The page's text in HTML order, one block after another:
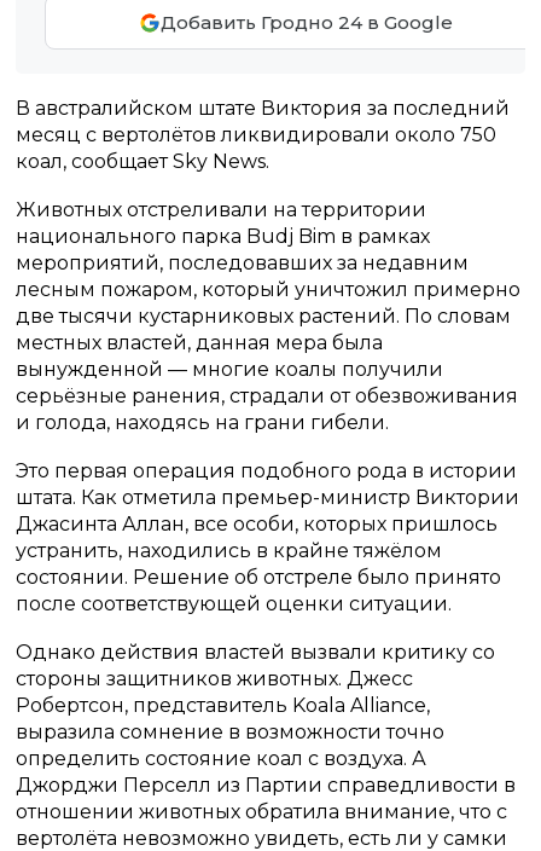
Добавить Гродно 24 в Google
В австралийском штате Виктория за последний
месяц с вертолётов ликвидировали около 750
коал, сообщает Sky News.
Животных отстреливали на территории
национального парка Budj Bim в рамках
мероприятий, последовавших за недавним
лесным пожаром, который уничтожил примерно
две тысячи кустарниковых растений. По словам
местных властей, данная мера была
вынужденной — многие коалы получили
серьёзные ранения, страдали от обезвоживания
и голода, находясь на грани гибели.
Это первая операция подобного рода в истории
штата. Как отметила премьер-министр Виктории
Джасинта Аллан, все особи, которых пришлось
устранить, находились в крайне тяжёлом
состоянии. Решение об отстреле было принято
после соответствующей оценки ситуации.
Однако действия властей вызвали критику со
стороны защитников животных. Джесс
Робертсон, представитель Koala Alliance,
выразила сомнение в возможности точно
определить состояние коал с воздуха. А
Джорджи Перселл из Партии справедливости в
отношении животных обратила внимание, что с
вертолёта невозможно увидеть, есть ли у самки